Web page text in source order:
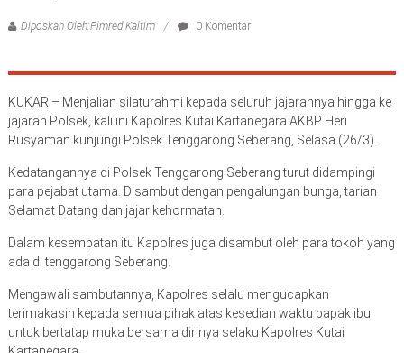
Diposkan Oleh:Pimred Kaltim 0 Komentar
KUKAR – Menjalian silaturahmi kepada seluruh jajarannya hingga ke
jajaran Polsek, kali ini Kapolres Kutai Kartanegara AKBP Heri
Rusyaman kunjungi Polsek Tenggarong Seberang, Selasa (26/3).
Kedatangannya di Polsek Tenggarong Seberang turut didampingi
para pejabat utama. Disambut dengan pengalungan bunga, tarian
Selamat Datang dan jajar kehormatan.
Dalam kesempatan itu Kapolres juga disambut oleh para tokoh yang
ada di tenggarong Seberang.
Mengawali sambutannya, Kapolres selalu mengucapkan
terimakasih kepada semua pihak atas kesedian waktu bapak ibu
untuk bertatap muka bersama dirinya selaku Kapolres Kutai